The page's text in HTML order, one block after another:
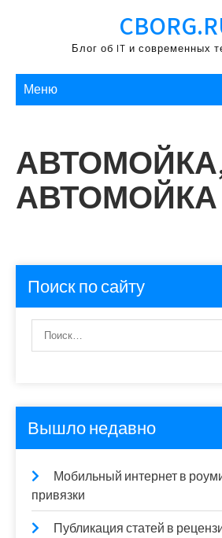
содержимомуБлог об IT и современных
Меню
АВТОМОЙКА
Поиск по сайту
Вышло недавно
Мобильный интернет в
привязки
Публикация статей в